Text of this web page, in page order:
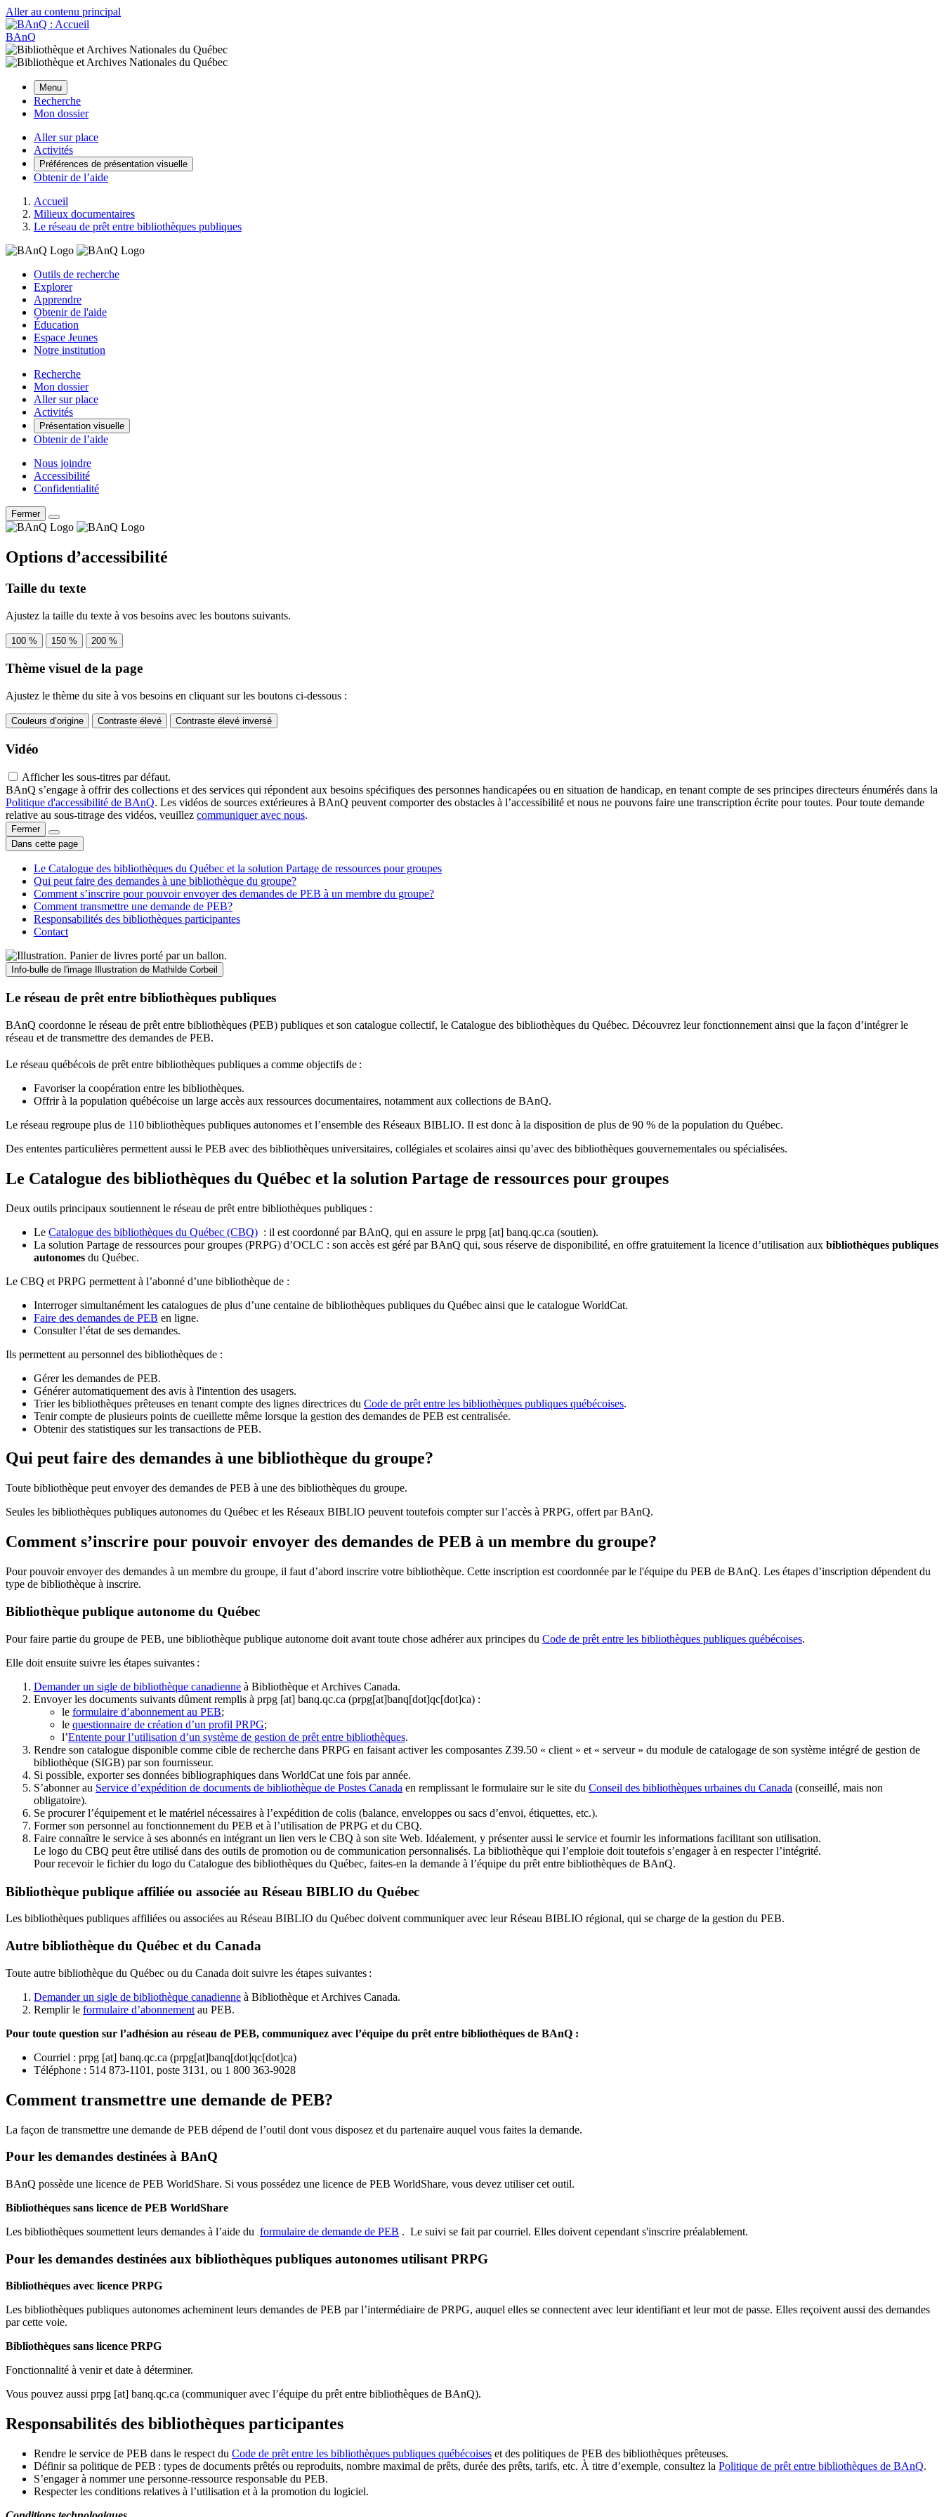
Aller au contenu principal
BAnQ
Menu
Recherche
Mon dossier
Aller sur place
Activités
Préférences de présentation visuelle
Obtenir de l’aide
Accueil
Milieux documentaires
Le réseau de prêt entre bibliothèques publiques
Outils de recherche
Explorer
Apprendre
Obtenir de l'aide
Éducation
Espace Jeunes
Notre institution
Recherche
Mon dossier
Aller sur place
Activités
Présentation visuelle
Obtenir de l’aide
Nous joindre
Accessibilité
Confidentialité
Fermer
Options d’accessibilité
Taille du texte
Ajustez la taille du texte à vos besoins avec les boutons suivants.
100 % 150 % 200 %
Thème visuel de la page
Ajustez le thème du site à vos besoins en cliquant sur les boutons ci-dessous :
Couleurs d’origine Contraste élevé Contraste élevé inversé
Vidéo
Afficher les sous-titres par défaut.
BAnQ s’engage à offrir des collections et des services qui répondent aux besoins spécifiques des personnes handicapées ou en situation de handicap, en tenant compte de ses principes directeurs énumérés dans la
Politique d'accessibilité de BAnQ. Les vidéos de sources extérieures à BAnQ peuvent comporter des obstacles à l’accessibilité et nous ne pouvons faire une transcription écrite pour toutes. Pour toute demande
relative au sous-titrage des vidéos, veuillez communiquer avec nous.
Fermer
Dans cette page
Le Catalogue des bibliothèques du Québec et la solution Partage de ressources pour groupes
Qui peut faire des demandes à une bibliothèque du groupe?
Comment s’inscrire pour pouvoir envoyer des demandes de PEB à un membre du groupe?
Comment transmettre une demande de PEB?
Responsabilités des bibliothèques participantes
Contact
Info-bulle de l'image Illustration de Mathilde Corbeil
Le réseau de prêt entre bibliothèques publiques
BAnQ coordonne le réseau de prêt entre bibliothèques (PEB) publiques et son catalogue collectif, le Catalogue des bibliothèques du Québec. Découvrez leur fonctionnement ainsi que la façon d’intégrer le
réseau et de transmettre des demandes de PEB.
Le réseau québécois de prêt entre bibliothèques publiques a comme objectifs de :
Favoriser la coopération entre les bibliothèques.
Offrir à la population québécoise un large accès aux ressources documentaires, notamment aux collections de BAnQ.
Le réseau regroupe plus de 110bibliothèques publiques autonomes et l’ensemble des Réseaux BIBLIO. Il est donc à la disposition de plus de 90 % de la population du Québec.
Des ententes particulières permettent aussi le PEB avec des bibliothèques universitaires, collégiales et scolaires ainsi qu’avec des bibliothèques gouvernementales ou spécialisées.
Le Catalogue des bibliothèques du Québec et la solution Partage de ressources pour groupes
Deux outils principaux soutiennent le réseau de prêt entre bibliothèques publiques :
Le Catalogue des bibliothèques du Québec (CBQ) : il est coordonné par BAnQ, qui en assure le prpg [at] banq.qc.ca (soutien).
La solution Partage de ressources pour groupes (PRPG) d’OCLC : son accès est géré par BAnQ qui, sous réserve de disponibilité, en offre gratuitement la licence d’utilisation aux bibliothèques publiques
autonomes du Québec.
Le CBQ et PRPG permettent à l’abonné d’une bibliothèque de :
Interroger simultanément les catalogues de plus d’une centaine de bibliothèques publiques du Québec ainsi que le catalogue WorldCat.
Faire des demandes de PEB en ligne.
Consulter l’état de ses demandes.
Ils permettent au personnel des bibliothèques de :
Gérer les demandes de PEB.
Générer automatiquement des avis à l'intention des usagers.
Trier les bibliothèques prêteuses en tenant compte des lignes directrices du Code de prêt entre les bibliothèques publiques québécoises.
Tenir compte de plusieurs points de cueillette même lorsque la gestion des demandes de PEB est centralisée.
Obtenir des statistiques sur les transactions de PEB.
Qui peut faire des demandes à une bibliothèque du groupe?
Toute bibliothèque peut envoyer des demandes de PEB à une des bibliothèques du groupe.
Seules les bibliothèques publiques autonomes du Québec et les Réseaux BIBLIO peuvent toutefois compter sur l’accès à PRPG, offert par BAnQ.
Comment s’inscrire pour pouvoir envoyer des demandes de PEB à un membre du groupe?
Pour pouvoir envoyer des demandes à un membre du groupe, il faut d’abord inscrire votre bibliothèque. Cette inscription est coordonnée par le l'équipe du PEB de BAnQ. Les étapes d’inscription dépendent du
type de bibliothèque à inscrire.
Bibliothèque publique autonome du Québec
Pour faire partie du groupe de PEB, une bibliothèque publique autonome doit avant toute chose adhérer aux principes du Code de prêt entre les bibliothèques publiques québécoises.
Elle doit ensuite suivre les étapes suivantes :
Demander un sigle de bibliothèque canadienne à Bibliothèque et Archives Canada.
Envoyer les documents suivants dûment remplis à prpg [at] banq.qc.ca (prpg[at]banq[dot]qc[dot]ca) :
le formulaire d’abonnement au PEB;
le questionnaire de création d’un profil PRPG;
l’Entente pour l’utilisation d’un système de gestion de prêt entre bibliothèques.
Rendre son catalogue disponible comme cible de recherche dans PRPG en faisant activer les composantes Z39.50 « client » et « serveur » du module de catalogage de son système intégré de gestion de
bibliothèque (SIGB) par son fournisseur.
Si possible, exporter ses données bibliographiques dans WorldCat une fois par année.
S’abonner au Service d’expédition de documents de bibliothèque de Postes Canada en remplissant le formulaire sur le site du Conseil des bibliothèques urbaines du Canada (conseillé, mais non
obligatoire).
Se procurer l’équipement et le matériel nécessaires à l’expédition de colis (balance, enveloppes ou sacs d’envoi, étiquettes, etc.).
Former son personnel au fonctionnement du PEB et à l’utilisation de PRPG et du CBQ.
Faire connaître le service à ses abonnés en intégrant un lien vers le CBQ à son site Web. Idéalement, y présenter aussi le service et fournir les informations facilitant son utilisation.
Le logo du CBQ peut être utilisé dans des outils de promotion ou de communication personnalisés. La bibliothèque qui l’emploie doit toutefois s’engager à en respecter l’intégrité.
Pour recevoir le fichier du logo du Catalogue des bibliothèques du Québec, faites-en la demande à l’équipe du prêt entre bibliothèques de BAnQ.
Bibliothèque publique affiliée ou associée au Réseau BIBLIO du Québec
Les bibliothèques publiques affiliées ou associées au Réseau BIBLIO du Québec doivent communiquer avec leur Réseau BIBLIO régional, qui se charge de la gestion du PEB.
Autre bibliothèque du Québec et du Canada
Toute autre bibliothèque du Québec ou du Canada doit suivre les étapes suivantes :
Demander un sigle de bibliothèque canadienne à Bibliothèque et Archives Canada.
Remplir le formulaire d’abonnement au PEB.
Pour toute question sur l’adhésion au réseau de PEB, communiquez avec l’équipe du prêt entre bibliothèques de BAnQ :
Courriel : prpg [at] banq.qc.ca (prpg[at]banq[dot]qc[dot]ca)
Téléphone : 514 873-1101, poste 3131, ou 1 800 363-9028
Comment transmettre une demande de PEB?
La façon de transmettre une demande de PEB dépend de l’outil dont vous disposez et du partenaire auquel vous faites la demande.
Pour les demandes destinées à BAnQ
BAnQ possède une licence de PEB WorldShare. Si vous possédez une licence de PEB WorldShare, vous devez utiliser cet outil.
Bibliothèques sans licence de PEB WorldShare
Les bibliothèques soumettent leurs demandes à l’aide du formulaire de demande de PEB . Le suivi se fait par courriel. Elles doivent cependant s'inscrire préalablement.
Pour les demandes destinées aux bibliothèques publiques autonomes utilisant PRPG
Bibliothèques avec licence PRPG
Les bibliothèques publiques autonomes acheminent leurs demandes de PEB par l’intermédiaire de PRPG, auquel elles se connectent avec leur identifiant et leur mot de passe. Elles reçoivent aussi des demandes
par cette voie.
Bibliothèques sans licence PRPG
Fonctionnalité à venir et date à déterminer.
Vous pouvez aussi prpg [at] banq.qc.ca (communiquer avec l’équipe du prêt entre bibliothèques de BAnQ).
Responsabilités des bibliothèques participantes
Rendre le service de PEB dans le respect du Code de prêt entre les bibliothèques publiques québécoises et des politiques de PEB des bibliothèques prêteuses.
Définir sa politique de PEB : types de documents prêtés ou reproduits, nombre maximal de prêts, durée des prêts, tarifs, etc. À titre d’exemple, consultez la Politique de prêt entre bibliothèques de BAnQ.
S’engager à nommer une personne-ressource responsable du PEB.
Respecter les conditions relatives à l’utilisation et à la promotion du logiciel.